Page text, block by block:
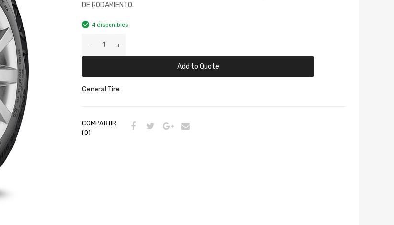
DE RODAMIENTO.
4 disponibles
Add to Quote
General Tire
COMPARTIR
(0)